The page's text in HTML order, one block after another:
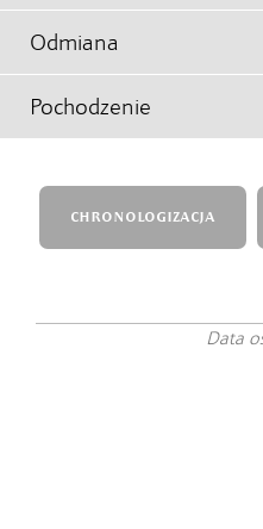
Odmiana
Pochodzenie
CHRONOLOGIZACJA
Data